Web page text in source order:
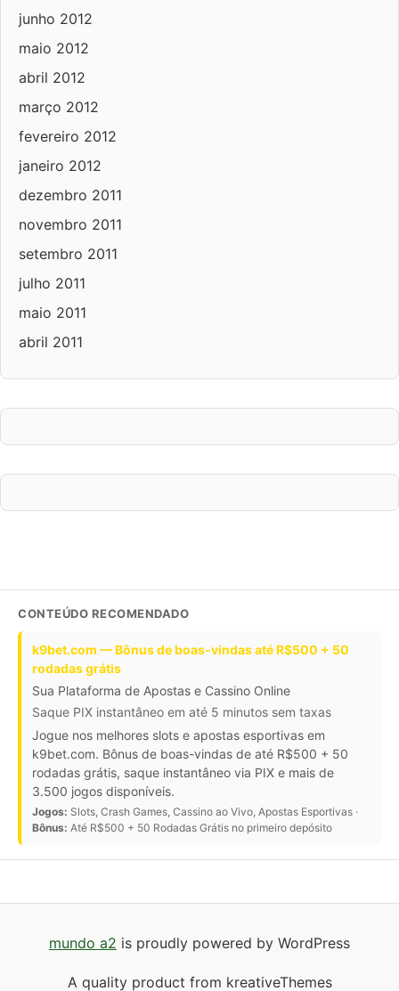
junho 2012
maio 2012
abril 2012
março 2012
fevereiro 2012
janeiro 2012
dezembro 2011
novembro 2011
setembro 2011
julho 2011
maio 2011
abril 2011
CONTEÚDO RECOMENDADO
k9bet.com — Bônus de boas-vindas até R$500 + 50
rodadas grátis
Sua Plataforma de Apostas e Cassino Online
Saque PIX instantâneo em até 5 minutos sem taxas
Jogue nos melhores slots e apostas esportivas em
k9bet.com. Bônus de boas-vindas de até R$500 + 50
rodadas grátis, saque instantâneo via PIX e mais de
3.500 jogos disponíveis.
Jogos: Slots, Crash Games, Cassino ao Vivo, Apostas Esportivas ·
Bônus: Até R$500 + 50 Rodadas Grátis no primeiro depósito
mundo a2 is proudly powered by WordPress
A quality product from kreativeThemes